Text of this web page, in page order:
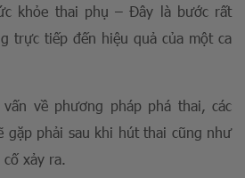
khỏe thai phụ – Đây là bước rất
trực tiếp đến hiệu quả của một ca
về phương pháp phá thai, các
gặp phải sau khi hút thai cũng như
xảy ra.